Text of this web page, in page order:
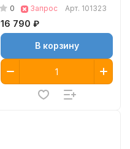
0 Запрос Арт. 101323
16 790 ₽
В корзину